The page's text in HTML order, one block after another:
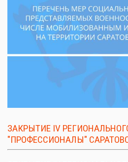
ЗАКРЫТИЕ IV
"ПРОФЕССИОНАЛЫ"